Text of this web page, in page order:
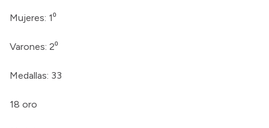
Mujeres: 1⁰
Varones: 2⁰
Medallas: 33
18 oro